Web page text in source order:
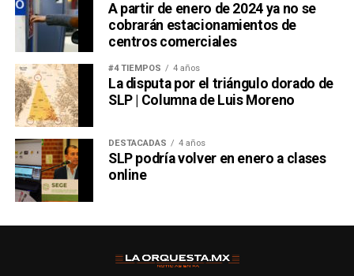
A partir de enero de 2024 ya no se
cobrarán estacionamientos de
centros comerciales
#4 TIEMPOS 4 años
La disputa por el triángulo dorado de
SLP | Columna de Luis Moreno
DESTACADAS 4 años
SLP podría volver en enero a clases
online